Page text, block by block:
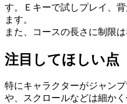
す。Ｅキーで試しプレイ、
ます。
また、コースの長さに制限
注目してほしい点
特にキャラクターがジャン
や、スクロールなどは細かく